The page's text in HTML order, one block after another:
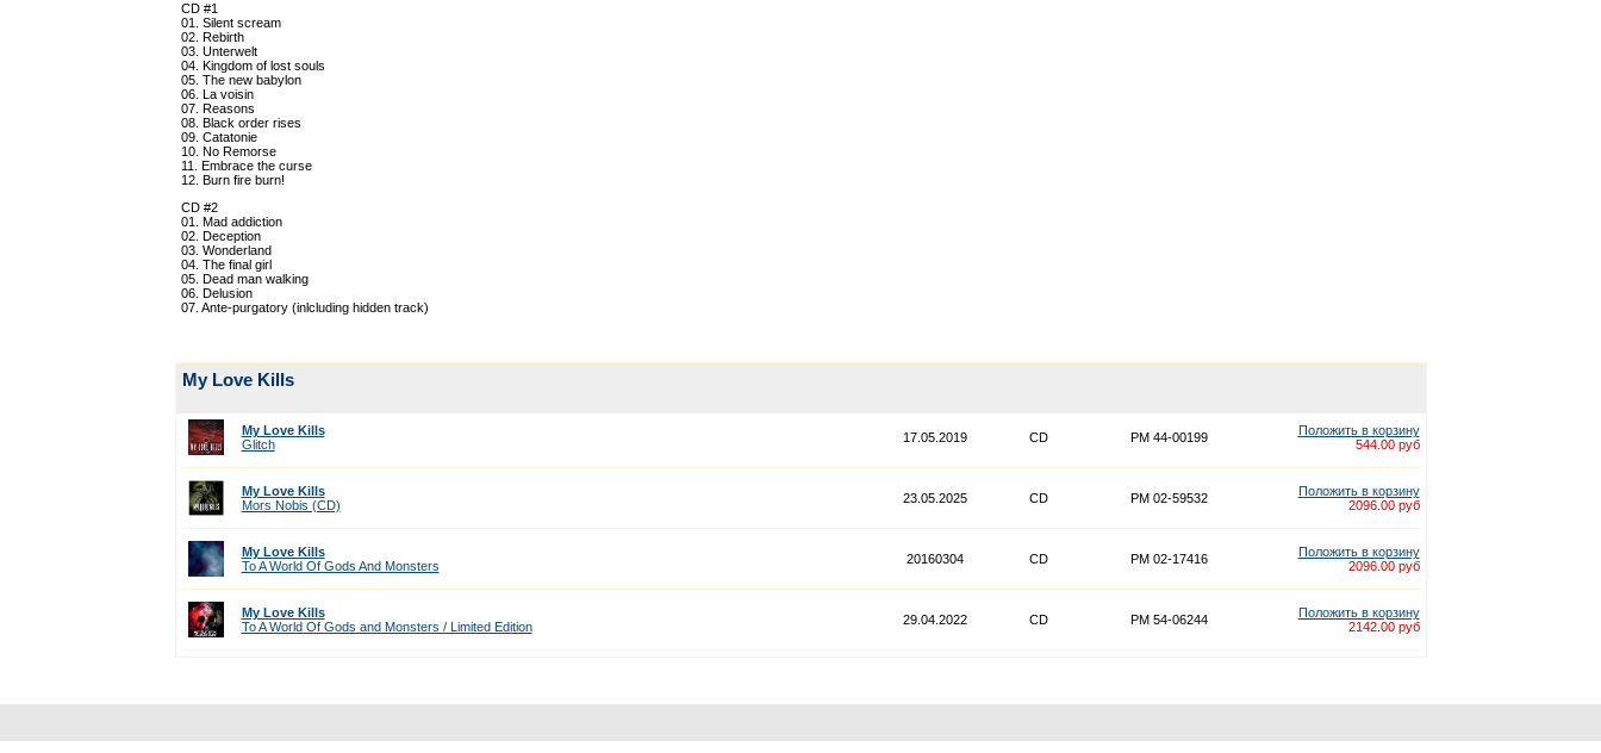
CD #1
01. Silent scream
02. Rebirth
03. Unterwelt
04. Kingdom of lost souls
05. The new babylon
06. La voisin
07. Reasons
08. Black order rises
09. Catatonie
10. No Remorse
11. Embrace the curse
12. Burn fire burn!
CD #2
01. Mad addiction
02. Deception
03. Wonderland
04. The final girl
05. Dead man walking
06. Delusion
07. Ante-purgatory (inlcluding hidden track)
My Love Kills
My Love Kills
Glitch
17.05.2019 CD PM 44-00199
Положить в корзину
544.00 руб
My Love Kills
Mors Nobis (CD)
23.05.2025 CD PM 02-59532
Положить в корзину
2096.00 руб
My Love Kills
To A World Of Gods And Monsters
20160304 CD PM 02-17416
Положить в корзину
2096.00 руб
My Love Kills
To A World Of Gods and Monsters / Limited Edition
29.04.2022 CD PM 54-06244
Положить в корзину
2142.00 руб